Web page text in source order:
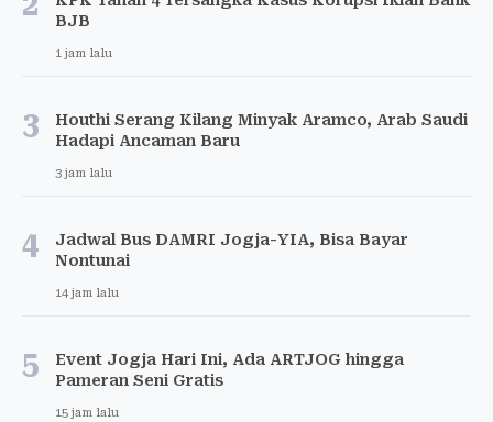
BJB
1 jam lalu
3
Houthi Serang Kilang Minyak Aramco, Arab Saudi
Hadapi Ancaman Baru
3 jam lalu
4
Jadwal Bus DAMRI Jogja-YIA, Bisa Bayar
Nontunai
14 jam lalu
5
Event Jogja Hari Ini, Ada ARTJOG hingga
Pameran Seni Gratis
15 jam lalu